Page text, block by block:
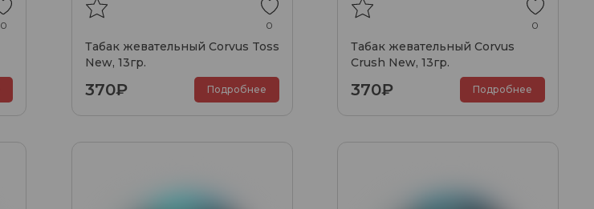
0 0
Табак жевательный Corvus Toss
New, 13гр.
370₽ Подробнее
0
Табак жевательный Corvus
Crush New, 13гр.
370₽ Подробнее